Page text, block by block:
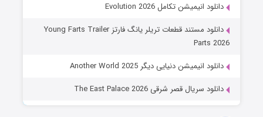
دانلود انیمیشن تکامل Evolution 2026
دانلود مستند قطعات تریلر یانگ فارتز Young Farts Trailer
Parts 2026
دانلود انیمیشن دنیایی دیگر Another World 2025
دانلود سریال قصر شرقی The East Palace 2026